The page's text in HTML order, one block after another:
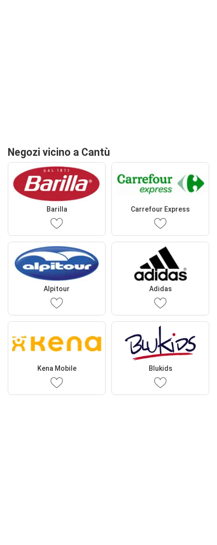
Negozi vicino a Cantù
Barilla Carrefour Express
Alpitour Adidas
Kena Mobile Blukids